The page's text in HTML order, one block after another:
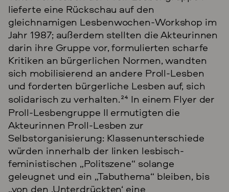
lieferte eine Rückschau auf den
gleichnamigen Lesbenwochen-Workshop im
Jahr 1987; außerdem stellten die Akteurinnen
darin ihre Gruppe vor, formulierten scharfe
Kritiken an bürgerlichen Normen, wandten
sich mobilisierend an andere Proll-Lesben
und forderten bürgerliche Lesben auf, sich
solidarisch zu verhalten.24 In einem Flyer der
Proll-Lesbengruppe II ermutigten die
Akteurinnen Proll-Lesben zur
Selbstorganisierung: Klassenunterschiede
würden innerhalb der linken lesbisch-
feministischen „Politszene“ solange
geleugnet und ein „Tabuthema“ bleiben, bis
„von den ‚Unterdrückten‘ eine